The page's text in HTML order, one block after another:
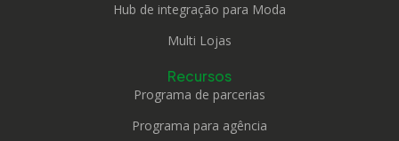
Hub de integração para Moda
Multi Lojas
Recursos
Programa de parcerias
Programa para agência